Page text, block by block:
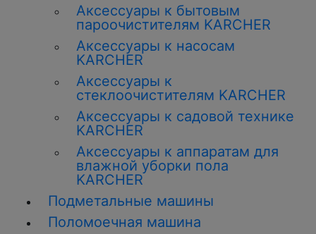
Аксессуары к бытовым
пароочистителям KARCHER
Аксессуары к насосам
KARCHER
Аксессуары к
стеклоочистителям KARCHER
Аксессуары к садовой технике
KARCHER
Аксессуары к аппаратам для
влажной уборки пола
KARCHER
Подметальные машины
Поломоечная машина